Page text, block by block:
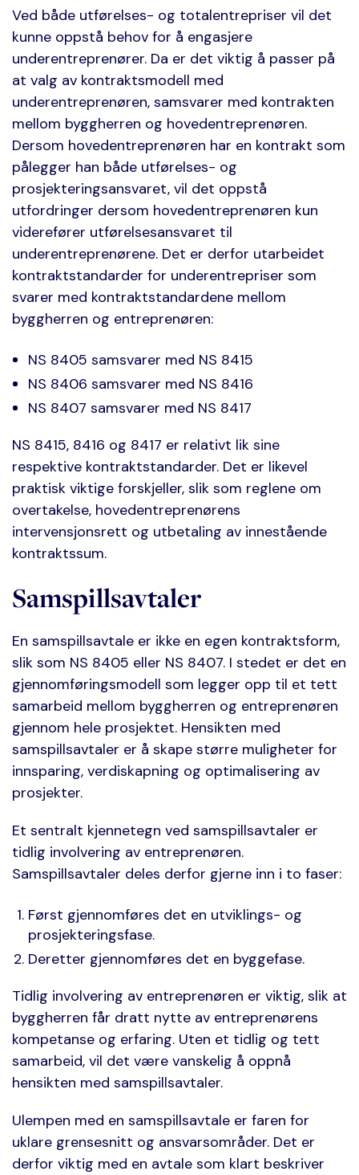
Ved både utførelses- og totalentrepriser vil det
kunne oppstå behov for å engasjere
underentreprenører. Da er det viktig å passer på
at valg av kontraktsmodell med
underentreprenøren, samsvarer med kontrakten
mellom byggherren og hovedentreprenøren.
Dersom hovedentreprenøren har en kontrakt som
pålegger han både utførelses- og
prosjekteringsansvaret, vil det oppstå
utfordringer dersom hovedentreprenøren kun
viderefører utførelsesansvaret til
underentreprenørene. Det er derfor utarbeidet
kontraktstandarder for underentrepriser som
svarer med kontraktstandardene mellom
byggherren og entreprenøren:
NS 8405 samsvarer med NS 8415
NS 8406 samsvarer med NS 8416
NS 8407 samsvarer med NS 8417
NS 8415, 8416 og 8417 er relativt lik sine
respektive kontraktstandarder. Det er likevel
praktisk viktige forskjeller, slik som reglene om
overtakelse, hovedentreprenørens
intervensjonsrett og utbetaling av innestående
kontraktssum.
Samspillsavtaler
En samspillsavtale er ikke en egen kontraktsform,
slik som NS 8405 eller NS 8407. I stedet er det en
gjennomføringsmodell som legger opp til et tett
samarbeid mellom byggherren og entreprenøren
gjennom hele prosjektet. Hensikten med
samspillsavtaler er å skape større muligheter for
innsparing, verdiskapning og optimalisering av
prosjekter.
Et sentralt kjennetegn ved samspillsavtaler er
tidlig involvering av entreprenøren.
Samspillsavtaler deles derfor gjerne inn i to faser:
Først gjennomføres det en utviklings- og
prosjekteringsfase.
Deretter gjennomføres det en byggefase.
Tidlig involvering av entreprenøren er viktig, slik at
byggherren får dratt nytte av entreprenørens
kompetanse og erfaring. Uten et tidlig og tett
samarbeid, vil det være vanskelig å oppnå
hensikten med samspillsavtaler.
Ulempen med en samspillsavtale er faren for
uklare grensesnitt og ansvarsområder. Det er
derfor viktig med en avtale som klart beskriver